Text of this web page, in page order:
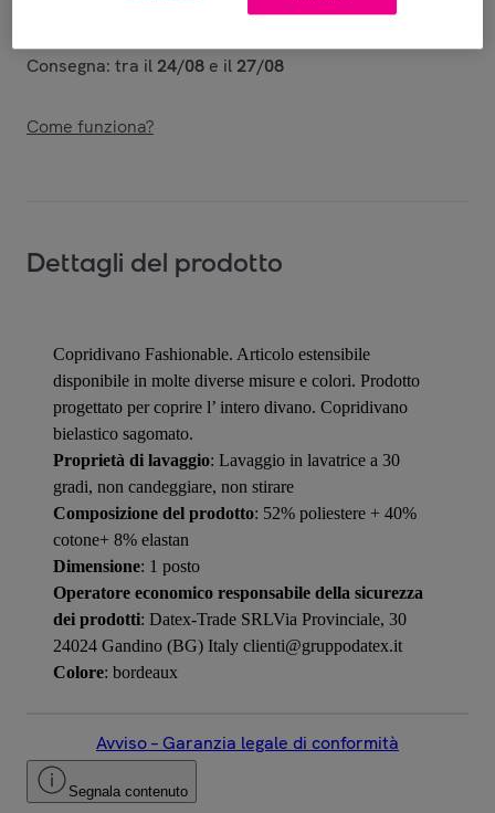
Consegna: tra il 24/08 e il 27/08
Come funziona?
Dettagli del prodotto
Copridivano Fashionable. Articolo estensibile
disponibile in molte diverse misure e colori. Prodotto
progettato per coprire l’ intero divano. Copridivano
bielastico sagomato.
Proprietà di lavaggio: Lavaggio in lavatrice a 30
gradi, non candeggiare, non stirare
Composizione del prodotto: 52% poliestere + 40%
cotone+ 8% elastan
Dimensione: 1 posto
Operatore economico responsabile della sicurezza
dei prodotti: Datex-Trade SRLVia Provinciale, 30
24024 Gandino (BG) Italy clienti@gruppodatex.it
Colore: bordeaux
Avviso – Garanzia legale di conformità
Segnala contenuto